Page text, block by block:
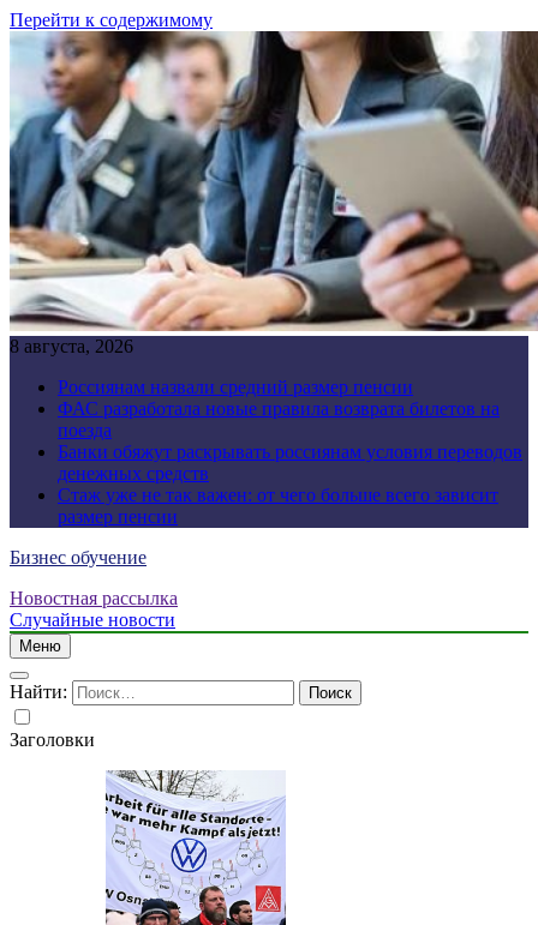
Перейти к содержимому
8 августа, 2026
Россиянам назвали средний размер пенсии
ФАС разработала новые правила возврата билетов на
поезда
Банки обяжут раскрывать россиянам условия переводов
денежных средств
Стаж уже не так важен: от чего больше всего зависит
размер пенсии
Бизнес обучение
Новостная рассылка
Случайные новости
Меню
Найти:
Заголовки